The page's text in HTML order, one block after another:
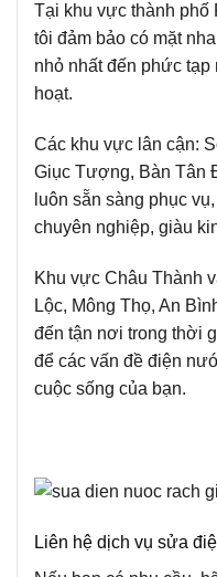
Tại khu vực thành phố
tôi đảm bảo có mặt
nhỏ nhất đến phức tạp
hoạt.
Các khu vực lân cận:
Giục Tượng, Bàn Tân
luôn sẵn sàng phục
chuyên nghiệp, giàu
Khu vực Châu Thành
Lộc, Mông Thọ, An
đến tận nơi trong thời
để các vấn đề điện
cuộc sống của bạn.
Liên hệ dịch vụ sửa